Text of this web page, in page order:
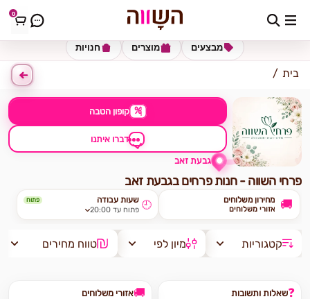
0 כתובת למשלוח הזינו כתובת
חנויות מוצרים מבצעים
בית
% קופון הטבה
דברו איתנו
גבעת זאב
פרחי השווה - חנות פרחים בגבעת זאב
מחירון משלוחים
אזורי משלוחים 🚚 שעות עבודה פתוח
פתוח עד 20:00 🕘
קטגוריות מיון לפי טווח מחירים
❓שאלות ותשובות 🚚אזורי משלוחים